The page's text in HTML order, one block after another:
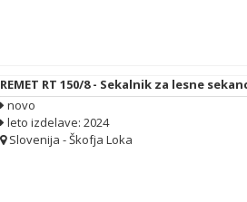
REMET RT 150/8 - Sekalnik za lesne
novo
leto izdelave: 2024
Slovenija - Škofja Loka